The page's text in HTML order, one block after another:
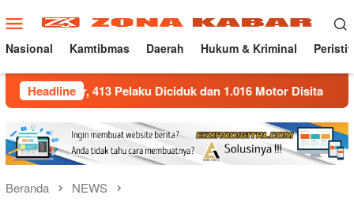
ke
konten
Menu
Mobile
Nasional Kamtibmas Daerah Hukum & Kriminal
Headline
413 Pelaku Diciduk dan 1.016 Motor Disita Polda
Beranda NEWS